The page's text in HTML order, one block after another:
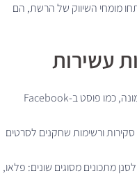
מומחי השיווק של הרשת, הם
אלה נעיצות שכוללות מידע נוסף שאינו רק תמונה, כמו פוסט ב-Facebook
ורשימות שחקנים לסרטים
מתכונים מסוגים שונים: פלאו,